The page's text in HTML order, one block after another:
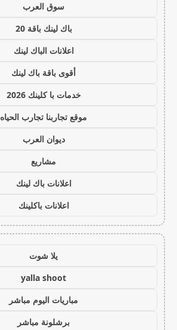
سوق العرب
باك لينك باقة 20
اعلانات الباك لينك
أقوى باقة باك لينك
خدمات با كلينك 2026
موقع تجاربنا تجارب الحياه
ديوان العرب
مشاريع
اعلانات باك لينك
اعلانات باكلينك
يلا شوت
yalla shoot
مباريات اليوم مباشر
برشلونة مباشر